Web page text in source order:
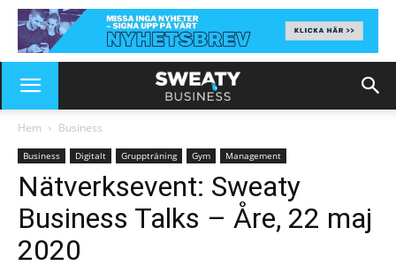
Hem Business
Business Digitalt Gruppträning Gym Management
Nätverksevent: Sweaty
Business Talks – Åre, 22 maj
2020